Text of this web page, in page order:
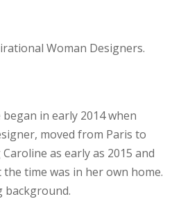
in early 2014 when
moved from Paris to
as early as 2015 and
time was in her own home.
background.